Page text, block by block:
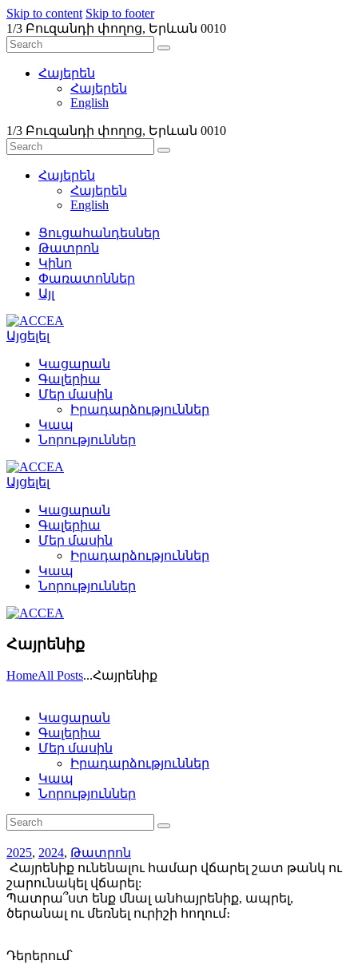
Skip to content Skip to footer
1/3 Բուզանդի փողոց, Երևան 0010
Հայերեն
Հայերեն
English
1/3 Բուզանդի փողոց, Երևան 0010
Հայերեն
Հայերեն
English
Ցուցահանդեսներ
Թատրոն
Կինո
Փառատոններ
Այլ
Այցելել
Կացարան
Գալերիա
Մեր մասին
Իրադարձություններ
Կապ
Նորություններ
Այցելել
Կացարան
Գալերիա
Մեր մասին
Իրադարձություններ
Կապ
Նորություններ
Հայրենիք
HomeAll Posts...Հայրենիք
Կացարան
Գալերիա
Մեր մասին
Իրադարձություններ
Կապ
Նորություններ
2025, 2024, Թատրոն
Հայրենիք ունենալու համար վճարել շատ թանկ ու
շարունակել վճարել:
Պատրա՞ստ ենք մնալ անհայրենիք, ապրել,
ծերանալ ու մեռնել ուրիշի հողում։
Դերերում՝